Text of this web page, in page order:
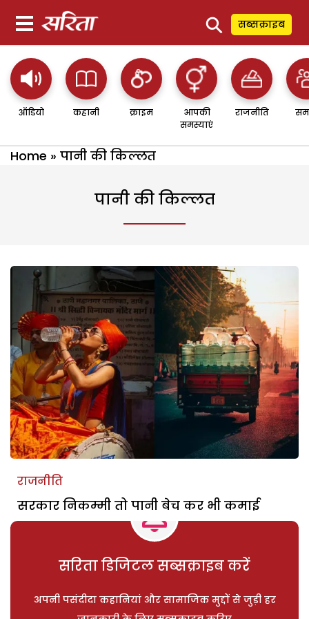
⚲ सब्सक्राइब
ऑडियो कहानी क्राइम
आपकी
समस्याएं
राजनीति
Home » पानी की किल्लत
पानी की किल्लत
राजनीति
सरकार निकम्मी तो पानी बेच कर भी कमाई
सरिता डिजिटल सब्सक्राइब करें
अपनी पसंदीदा कहानियां और सामाजिक मुद्दों से जुड़ी हर